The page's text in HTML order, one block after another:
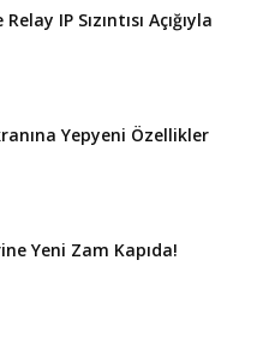
IP Sızıntısı Açığıyla
Yepyeni Özellikler
Yeni Zam Kapıda!